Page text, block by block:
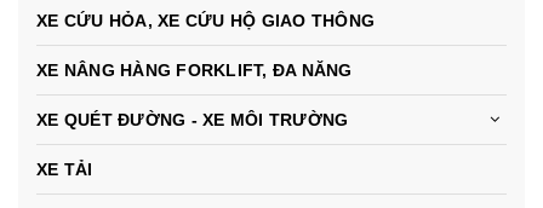
XE CỨU HỎA, XE CỨU HỘ GIAO THÔNG
XE NÂNG HÀNG FORKLIFT, ĐA NĂNG
XE QUÉT ĐƯỜNG - XE MÔI TRƯỜNG
XE TẢI